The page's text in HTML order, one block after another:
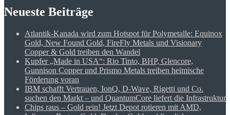
Neueste Beiträge
Atlantik-Kanada wird zum Hotspot für Polymetalle: Equinox
Gold, New Found Gold, FireFly Metals und Visionary
Copper & Gold treiben den Wandel
Kupfer „Made in USA“: Rio Tinto, BHP, Glencore,
Gunnison Copper und Prismo Metals treiben heimische
Förderung voran
IBM schafft Vertrauen, IonQ, D-Wave, Rigetti und Co.
suchen den Markt – und QuantumCore liefert die Infrastruktur
Chips raus – Gold rein! Jetzt Depot rotieren mit AMD,